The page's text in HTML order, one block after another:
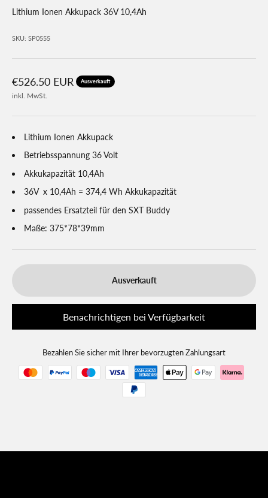
Lithium Ionen Akkupack 36V 10,4Ah
SKU: SP0555
Angebot
€526.50 EUR Ausverkauft
inkl. MwSt.
Lithium Ionen Akkupack
Betriebsspannung 36 Volt
Akkukapazität 10,4Ah
36V x 10,4Ah = 374,4 Wh Akkukapazität
passendes Ersatzteil für den SXT Buddy
Maße: 375*78*39mm
Ausverkauft
Benachrichtigen bei Verfügbarkeit
Bezahlen Sie sicher mit Ihrer bevorzugten Zahlungsart